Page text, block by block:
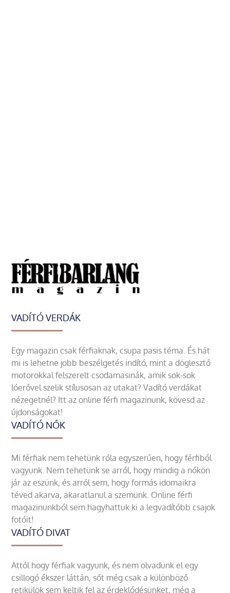
VADÍTÓ VERDÁK
Egy magazin csak férfiaknak, csupa pasis téma. És hát
mi is lehetne jobb beszélgetés indító, mint a döglesztő
motorokkal felszerelt csodamasinák, amik sok-sok
lóerővel szelik stílusosan az utakat? Vadító verdákat
nézegetnél? Itt az online férfi magazinunk, kövesd az
újdonságokat!
VADÍTÓ NŐK
Mi férfiak nem tehetünk róla egyszerűen, hogy férfiből
vagyunk. Nem tehetünk se arról, hogy mindig a nőkön
jár az eszünk, és arról sem, hogy formás idomaikra
téved akarva, akaratlanul a szemünk. Online férfi
magazinunkból sem hagyhattuk ki a legvadítóbb csajok
fotóit!
VADÍTÓ DIVAT
Attól hogy férfiak vagyunk, és nem olvadunk el egy
csillogó ékszer láttán, sőt még csak a különböző
retikülök sem keltik fel az érdeklődésünket, még a